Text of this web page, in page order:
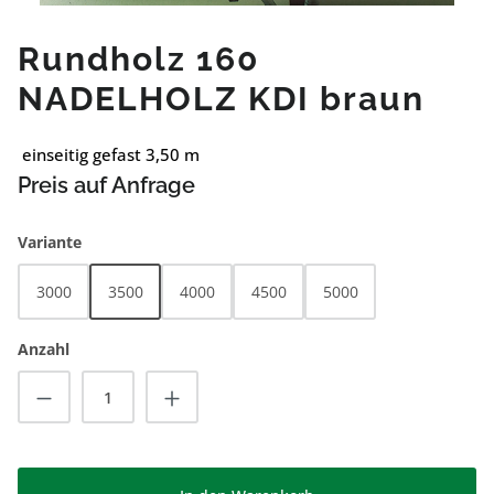
Rundholz 160
NADELHOLZ KDI braun
einseitig gefast 3,50 m
Preis auf Anfrage
Varianteauswählen
3000 3500 4000 4500 5000
Anzahl
Produkt Anzahl: Gib den gewünschten